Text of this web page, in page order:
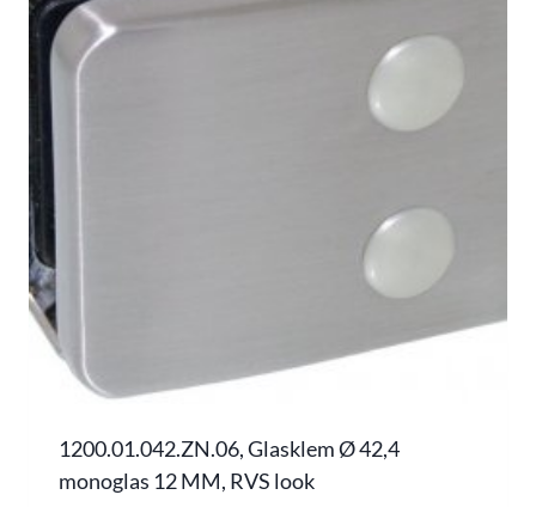
1200.01.042.ZN.06, Glasklem Ø 42,4
monoglas 12 MM, RVS look